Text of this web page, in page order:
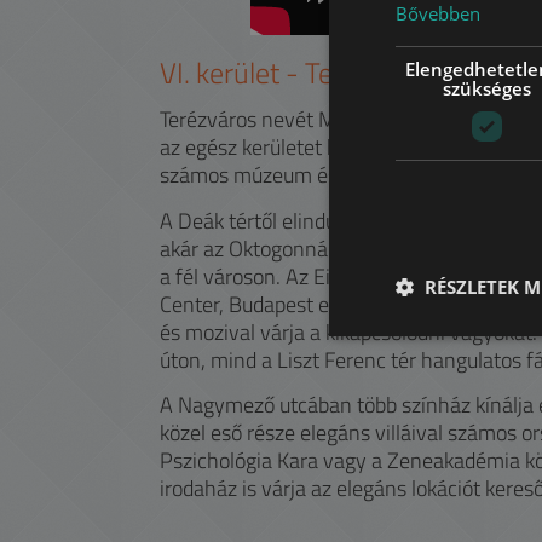
VI. kerület -Terézváros
Terézváros nevét Mária Terézia egykori
az egész kerületet beletorkollva a Hősök
számos múzeum és az állatkert nyújt
A Deák tértől elindulva a kontinens első
akár az Oktogonnál átszállhatunk a 4-6-
a fél városon. Az Eiffel által tervezett
Center, Budapest egyik legnagyobb
és mozival várja a kikapcsolódni
úton, mind a Liszt Ferenc tér hangulatos
A Nagymező utcában több színház
közel eső része elegáns villáival számos
Pszichológia Kara vagy a Zeneakadémia
irodaház is várja az elegáns lokációt
Bővebben
szükséges
RÉSZLETEK